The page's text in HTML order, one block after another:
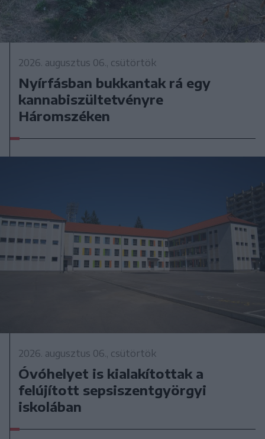
2026. augusztus 06., csütörtök
Nyírfásban bukkantak rá egy
kannabiszültetvényre
Háromszéken
2026. augusztus 06., csütörtök
Óvóhelyet is kialakítottak a
felújított sepsiszentgyörgyi
iskolában